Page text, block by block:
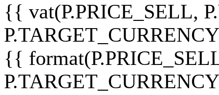
{{ vat(P.PRICE_SELL,
{{